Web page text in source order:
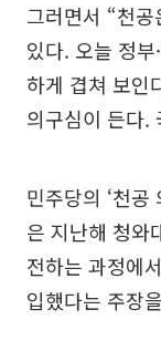
그러면서 “천공
있다. 오늘 정
하게 겹쳐 보인
의구심이 든다.
민주당의 ‘천공
은 지난해 청와
전하는 과정에
입했다는 주장